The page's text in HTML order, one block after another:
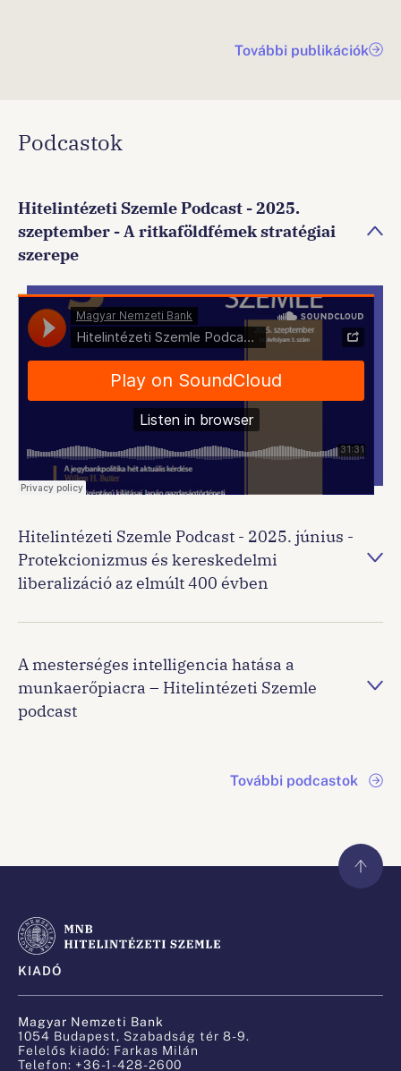
További publikációk
Podcastok
Hitelintézeti Szemle Podcast - 2025.
szeptember - A ritkaföldfémek stratégiai
szerepe
Hitelintézeti Szemle Podcast - 2025. június -
Protekcionizmus és kereskedelmi
liberalizáció az elmúlt 400 évben
A mesterséges intelligencia hatása a
munkaerőpiacra – Hitelintézeti Szemle
podcast
További podcastok
KIADÓ
Magyar Nemzeti Bank
1054 Budapest, Szabadság tér 8-9.
Felelős kiadó: Farkas Milán
Telefon: +36-1-428-2600